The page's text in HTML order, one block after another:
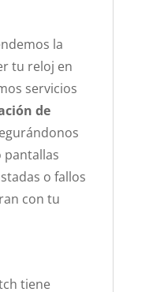
la
tu reloj en
servicios
de
pantallas
o fallos
con tu
tiene